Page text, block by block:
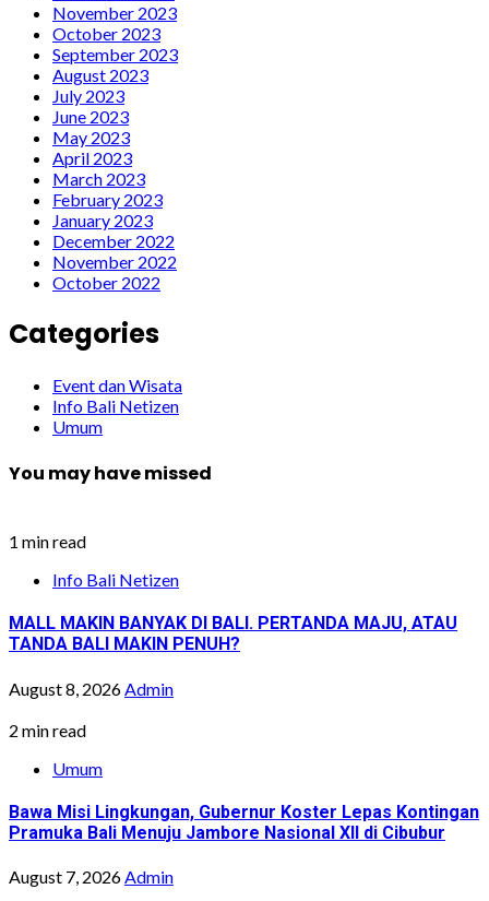
November 2023
October 2023
September 2023
August 2023
July 2023
June 2023
May 2023
April 2023
March 2023
February 2023
January 2023
December 2022
November 2022
October 2022
Categories
Event dan Wisata
Info Bali Netizen
Umum
You may have missed
1 min read
Info Bali Netizen
MALL MAKIN BANYAK DI BALI. PERTANDA MAJU, ATAU
TANDA BALI MAKIN PENUH?
August 8, 2026 Admin
2 min read
Umum
Bawa Misi Lingkungan, Gubernur Koster Lepas Kontingan
Pramuka Bali Menuju Jambore Nasional XII di Cibubur
August 7, 2026Admin